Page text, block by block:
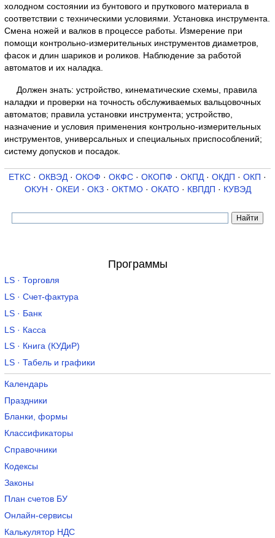
холодном состоянии из бунтового и пруткового материала в
соответствии с техническими условиями. Установка инструмента.
Смена ножей и валков в процессе работы. Измерение при
помощи контрольно-измерительных инструментов диаметров,
фасок и длин шариков и роликов. Наблюдение за работой
автоматов и их наладка.
Должен знать: устройство, кинематические схемы, правила
наладки и проверки на точность обслуживаемых вальцовочных
автоматов; правила установки инструмента; устройство,
назначение и условия применения контрольно-измерительных
инструментов, универсальных и специальных приспособлений;
систему допусков и посадок.
ЕТКС · ОКВЭД · ОКОФ · ОКФС · ОКОПФ · ОКПД · ОКДП · ОКП ·
ОКУН · ОКЕИ · ОКЗ· ОКТМО· ОКАТО· КВПДП · КУВЭД
Программы
LS · Торговля
LS · Счет-фактура
LS · Банк
LS · Касса
LS · Книга (КУДиР)
LS · Табель и графики
Календарь
Праздники
Бланки, формы
Классификаторы
Справочники
Кодексы
Законы
План счетов БУ
Онлайн-сервисы
Калькулятор НДС